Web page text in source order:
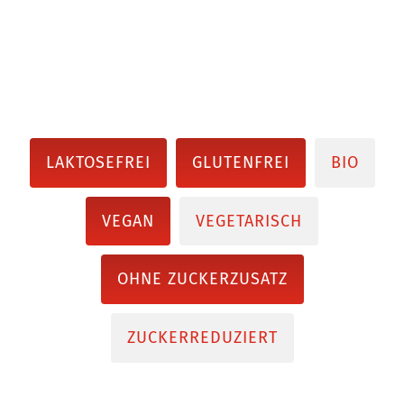
LAKTOSEFREI GLUTENFREI BIO
VEGAN VEGETARISCH
OHNE ZUCKERZUSATZ
ZUCKERREDUZIERT